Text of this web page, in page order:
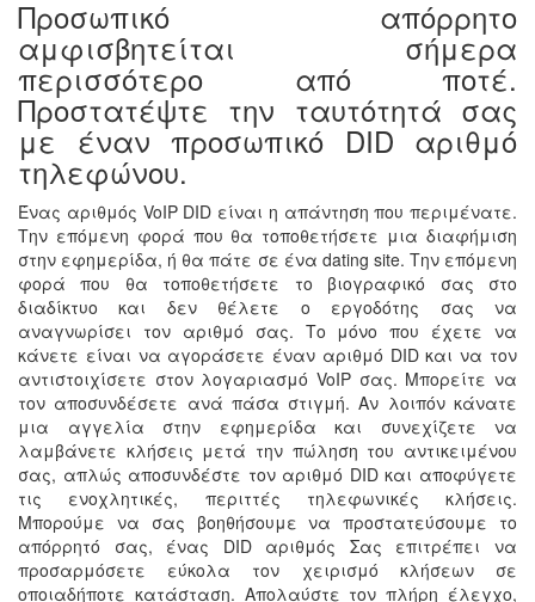
Προσωπικό απόρρητο
αμφισβητείται σήμερα
περισσότερο από ποτέ.
Προστατέψτε την ταυτότητά σας
με έναν προσωπικό DID αριθμό
τηλεφώνου.
Ένας αριθμός VoIP DID είναι η απάντηση που περιμένατε.
Την επόμενη φορά που θα τοποθετήσετε μια διαφήμιση
στην εφημερίδα, ή θα πάτε σε ένα dating site. Την επόμενη
φορά που θα τοποθετήσετε το βιογραφικό σας στο
διαδίκτυο και δεν θέλετε ο εργοδότης σας να
αναγνωρίσει τον αριθμό σας. Το μόνο που έχετε να
κάνετε είναι να αγοράσετε έναν αριθμό DID και να τον
αντιστοιχίσετε στον λογαριασμό VoIP σας. Μπορείτε να
τον αποσυνδέσετε ανά πάσα στιγμή. Αν λοιπόν κάνατε
μια αγγελία στην εφημερίδα και συνεχίζετε να
λαμβάνετε κλήσεις μετά την πώληση του αντικειμένου
σας, απλώς αποσυνδέστε τον αριθμό DID και αποφύγετε
τις ενοχλητικές, περιττές τηλεφωνικές κλήσεις.
Μπορούμε να σας βοηθήσουμε να προστατεύσουμε το
απόρρητό σας, ένας DID αριθμός Σας επιτρέπει να
προσαρμόσετε εύκολα τον χειρισμό κλήσεων σε
οποιαδήποτε κατάσταση. Απολαύστε τον πλήρη έλεγχο,